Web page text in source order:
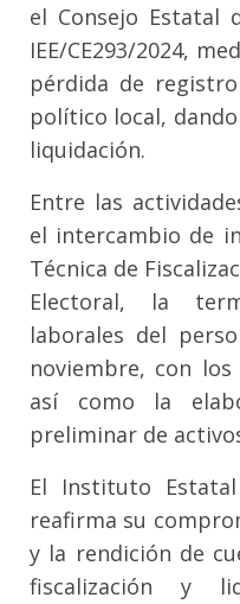
el Consejo Estatal
IEE/CE293/2024,
pérdida de
político local,
liquidación.
Entre las
el intercambio de
Técnica de
Electoral, la
laborales del
noviembre, con
así como la
preliminar de
El Instituto
reafirma su
y la rendición de
fiscalización y